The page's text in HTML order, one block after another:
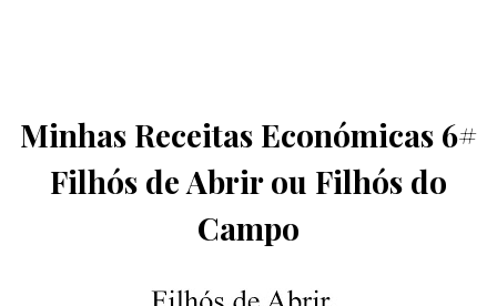
Minhas Receitas Económicas 6#
Filhós de Abrir ou Filhós do
Campo